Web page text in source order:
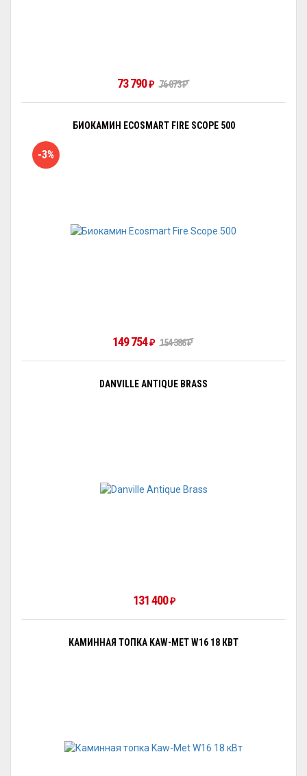
73 790₽ 76 073₽
БИОКАМИН ECOSMART FIRE SCOPE 500
-3%
149 754₽ 154 386₽
DANVILLE ANTIQUE BRASS
131 400₽
КАМИННАЯ ТОПКА KAW-MET W16 18 КВТ